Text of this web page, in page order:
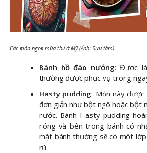
Các món ngon mùa thu ở Mỹ (Ảnh: Sưu tầm)
Bánh hồ đào nướng: Được
thường được phục vụ trong
Hasty pudding: Món này
đơn giản như bột ngô hoặc bột
nước. Bánh Hasty pudding
nóng và bên trong bánh có
mặt bánh thường sẽ có một
rũ.